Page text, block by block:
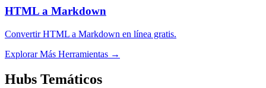
HTML a Markdown
Convertir HTML a Markdown en línea gratis.
Explorar Más Herramientas →
Hubs Temáticos